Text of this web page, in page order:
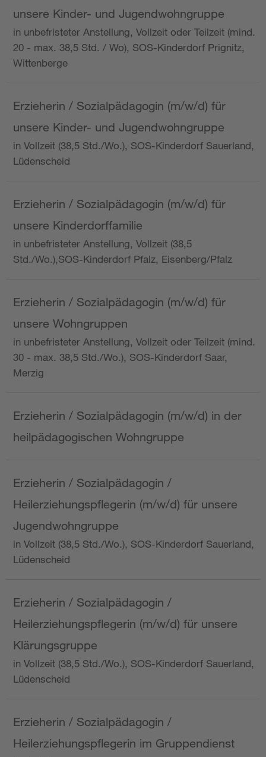
unsere Kinder- und Jugendwohngruppe
in unbefristeter Anstellung, Vollzeit oder Teilzeit (mind.
20 - max. 38,5 Std. / Wo), SOS-Kinderdorf Prignitz,
Wittenberge
Erzieherin / Sozialpädagogin (m/w/d) für
unsere Kinder- und Jugendwohngruppe
in Vollzeit (38,5 Std./Wo.), SOS-Kinderdorf Sauerland,
Lüdenscheid
Erzieherin / Sozialpädagogin (m/w/d) für
unsere Kinderdorffamilie
in unbefristeter Anstellung, Vollzeit (38,5
Std./Wo.),SOS-Kinderdorf Pfalz, Eisenberg/Pfalz
Erzieherin / Sozialpädagogin (m/w/d) für
unsere Wohngruppen
in unbefristeter Anstellung, Vollzeit oder Teilzeit (mind.
30 - max. 38,5 Std./Wo.), SOS-Kinderdorf Saar,
Merzig
Erzieherin / Sozialpädagogin (m/w/d) in der
heilpädagogischen Wohngruppe
Erzieherin / Sozialpädagogin /
Heilerziehungspflegerin (m/w/d) für unsere
Jugendwohngruppe
in Vollzeit (38,5 Std./Wo.), SOS-Kinderdorf Sauerland,
Lüdenscheid
Erzieherin / Sozialpädagogin /
Heilerziehungspflegerin (m/w/d) für unsere
Klärungsgruppe
in Vollzeit (38,5 Std./Wo.), SOS-Kinderdorf Sauerland,
Lüdenscheid
Erzieherin / Sozialpädagogin /
Heilerziehungspflegerin im Gruppendienst